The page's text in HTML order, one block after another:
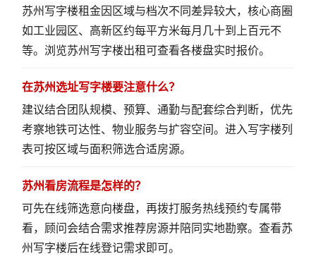
苏州写字楼租金因区域与档次不同差异较大，核心商圈
如工业园区、高新区约每平方米每月几十到上百元不
等。 浏览苏州写字楼出租可查看各楼盘实时报价。
在苏州选址写字楼要注意什么？
建议结合团队规模、预算、通勤与配套综合判断，优先
考察地铁可达性、物业服务与扩容空间。 进入写字楼列
表可按区域与面积筛选合适房源。
苏州看房流程是怎样的？
可先在线筛选意向楼盘，再拨打服务热线预约专属带
看，顾问会结合需求推荐房源并陪同实地勘察。 查看苏
州写字楼后在线登记需求即可。